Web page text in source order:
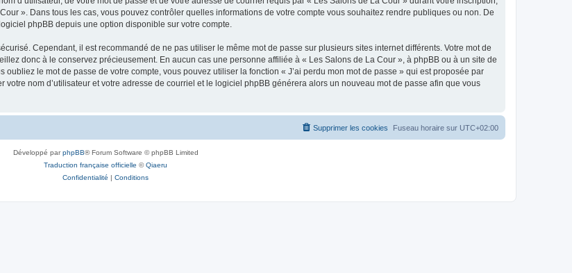
». Dans tous les cas, vous pouvez contrôler quelles informations de votre compte vous souhaitez rendre publiques ou non. De
phpBB depuis une option disponible sur votre compte.
Cependant, il est recommandé de ne pas utiliser le même mot de passe sur plusieurs sites internet différents. Votre mot de
donc à le conservez précieusement. En aucun cas une personne affiliée à « Les Salons de La Cour », à phpBB ou à un site de
le mot de passe de votre compte, vous pouvez utiliser la fonction « J’ai perdu mon mot de passe » qui est proposée par
nom d’utilisateur et votre adresse de courriel et le logiciel phpBB générera alors un nouveau mot de passe afin que vous
Fuseau horaire sur UTC+02:00
Supprimer les cookies
Développé parphpBB® Forum Software © phpBB Limited
Traduction française officielle ©Qiaeru
Confidentialité | Conditions